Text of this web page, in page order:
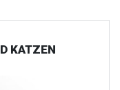
KATZEN